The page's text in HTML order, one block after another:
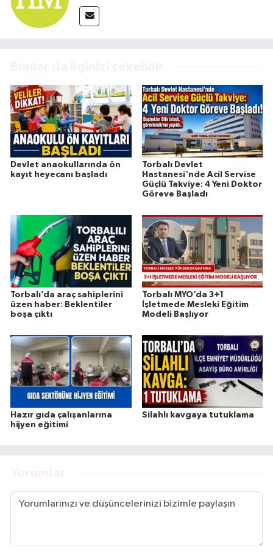
Devlet anaokullarında ön
kayıt heyecanı başladı
Torbalı Devlet
Hastanesi'nde Acil Servise
Güçlü Takviye: 4 Yeni Doktor
Göreve Başladı
Torbalı’da araç sahiplerini
üzen haber: Beklentiler
boşa çıktı
Torbalı MYO’da 3+1
İşletmede Mesleki Eğitim
Modeli Başlıyor
Hazır gıda çalışanlarına
hijyen eğitimi
Silahlı kavgaya tutuklama